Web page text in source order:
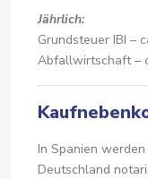
Jährlich:
Grundsteuer IBI –
Abfallwirtschaft –
In Spanien
Deutschland